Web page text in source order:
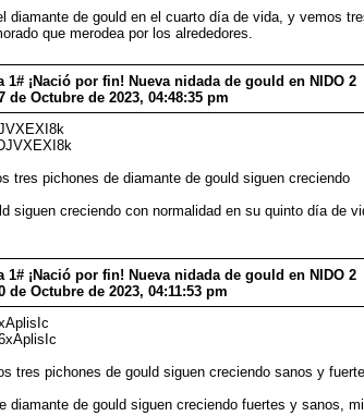
diamante de gould en el cuarto día de vida, y vemos
que merodea por los alrededores.
1# ¡Nació por fin! Nueva nidada de gould en NIDO 2
de Octubre de 2023, 04:48:35 pm
tres pichones de diamante de gould siguen creciendo
siguen creciendo con normalidad en su quinto día de
1# ¡Nació por fin! Nueva nidada de gould en NIDO 2
de Octubre de 2023, 04:11:53 pm
tres pichones de gould siguen creciendo sanos y
diamante de gould siguen creciendo fuertes y sanos,